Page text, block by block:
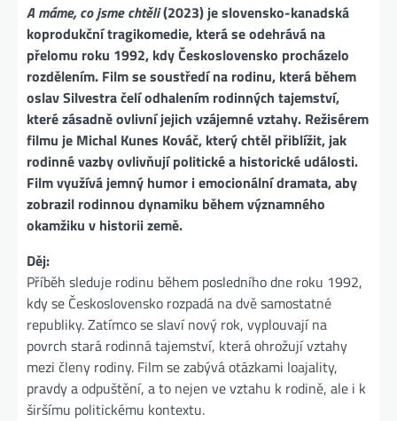
A máme, co jsme chtěli(2023) je slovensko-kanadská
koprodukční tragikomedie, která se odehrává na
přelomu roku 1992, kdy Československo procházelo
rozdělením. Film se soustředí na rodinu, která během
oslav Silvestra čelí odhalením rodinných tajemství,
které zásadně ovlivní jejich vzájemné vztahy. Režisérem
filmu je Michal Kunes Kováč, který chtěl přiblížit, jak
rodinné vazby ovlivňují politické a historické události.
Film využívá jemný humor i emocionální dramata, aby
zobrazil rodinnou dynamiku během významného
okamžiku v historii země​.
Děj:
Příběh sleduje rodinu během posledního dne roku 1992,
kdy se Československo rozpadá na dvě samostatné
republiky. Zatímco se slaví nový rok, vyplouvají na
povrch stará rodinná tajemství, která ohrožují vztahy
mezi členy rodiny. Film se zabývá otázkami loajality,
pravdy a odpuštění, a to nejen ve vztahu k rodině, ale i k
širšímu politickému kontextu​.